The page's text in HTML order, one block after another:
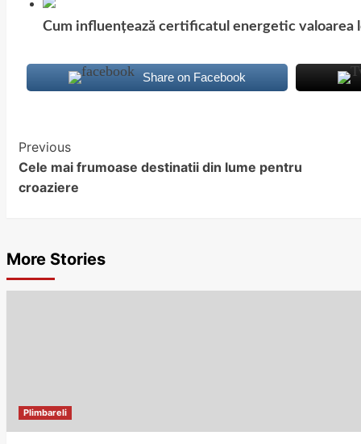
Cum influențează certificatul energetic valoarea
Share on Facebook
Continue
Reading
Previous
Cele mai frumoase destinatii din lume pentru
croaziere
More Stories
Plimbareli